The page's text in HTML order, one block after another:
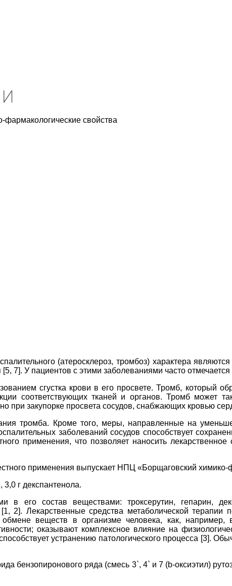
свойства
(атеросклероз, тромбоз) характера являются
7]. У пациентов с этими заболеваниями часто
сгустка крови в его просвете. Тромб, который
соответствующих тканей и органов. Тромб может
при закупорке просвета сосудов, снабжающих кровью
тромба. Кроме того, меры, направленные на
заболеваний сосудов способствует
применения, что позволяет наносить
применения выпускает НПЦ «Борщаговский химико-
г декспантенола.
состав веществами: троксерутин, гепарин,
2]. Лекарственные средства метаболической терапии
веществ в организме человека, как, например,
оказывают комплексное влияние на
устранению патологического процесса [3].
ряда (смесь 3`, 4` и 7 (b-оксиэтил)